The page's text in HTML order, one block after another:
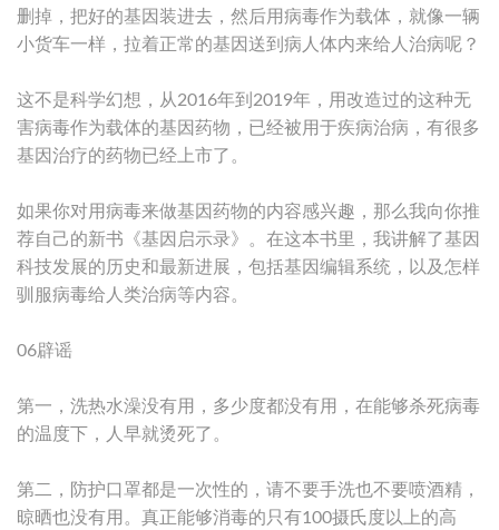
删掉，把好的基因装进去，然后用病毒作为载体，就像一辆
小货车一样，拉着正常的基因送到病人体内来给人治病呢？
这不是科学幻想，从2016年到2019年，用改造过的这种无
害病毒作为载体的基因药物，已经被用于疾病治病，有很多
基因治疗的药物已经上市了。
如果你对用病毒来做基因药物的内容感兴趣，那么我向你推
荐自己的新书《基因启示录》。在这本书里，我讲解了基因
科技发展的历史和最新进展，包括基因编辑系统，以及怎样
驯服病毒给人类治病等内容。
06辟谣
第一，洗热水澡没有用，多少度都没有用，在能够杀死病毒
的温度下，人早就烫死了。
第二，防护口罩都是一次性的，请不要手洗也不要喷酒精，
晾晒也没有用。真正能够消毒的只有100摄氏度以上的高